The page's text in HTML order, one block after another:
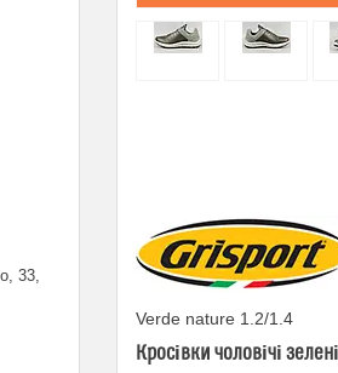
Verde nature 1.2/1.4
Кросівки чоловічі
33,